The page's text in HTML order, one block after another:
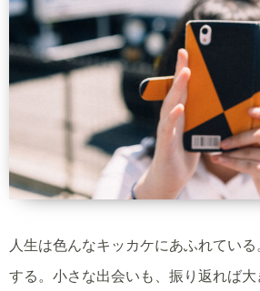
人生は色んなキッカケにあふれてい
する。小さな出会いも、振り返れば大